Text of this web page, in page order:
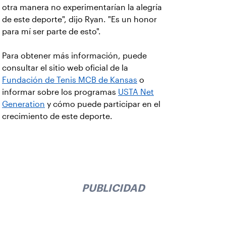
otra manera no experimentarían la alegría
de este deporte", dijo Ryan. "Es un honor
para mí ser parte de esto".
Para obtener más información, puede
consultar el sitio web oficial de la
Fundación de Tenis MCB de Kansas o
informar sobre los programas USTA Net
Generation y cómo puede participar en el
crecimiento de este deporte.
PUBLICIDAD